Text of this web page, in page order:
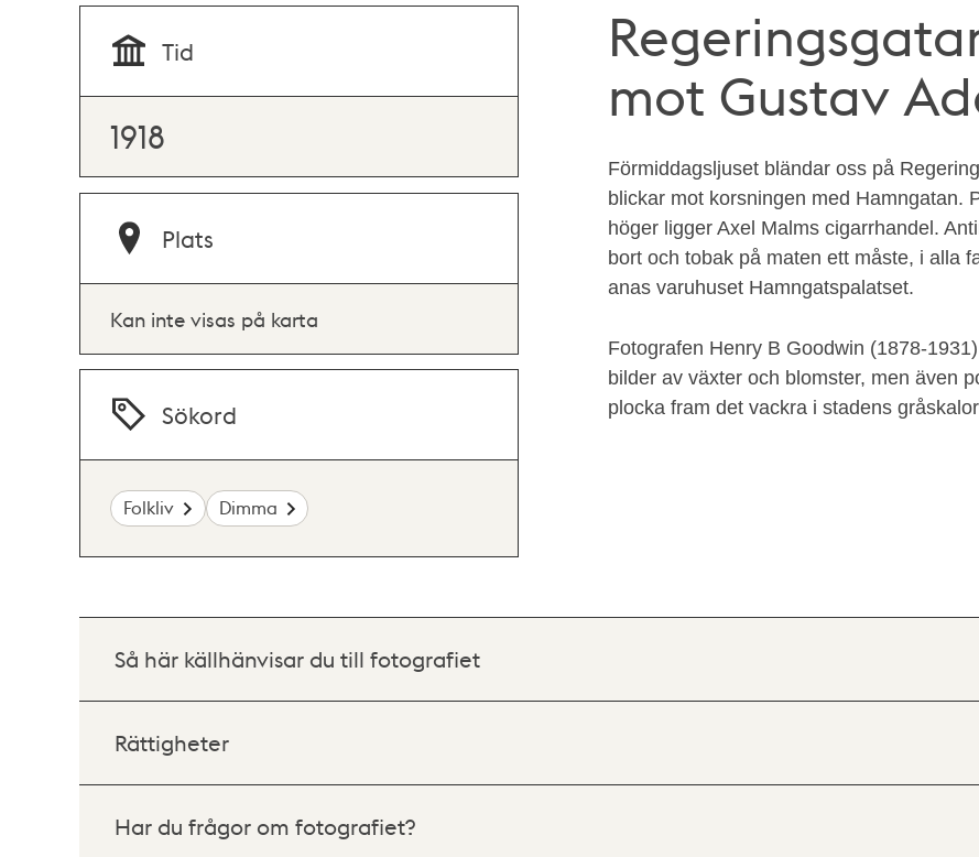
mot Gustav
Förmiddagsljuset bländar oss på
blickar mot korsningen med Hamngatan.
höger ligger Axel Malms cigarrhandel.
bort och tobak på maten ett måste, i alla
anas varuhuset Hamngatspalatset.
Fotografen Henry B Goodwin (1878-
bilder av växter och blomster, men även
plocka fram det vackra i stadens
Tid
1918
Plats
Kan inte visas på karta
Sökord
Folkliv Dimma
Så här källhänvisar du till fotografiet
Rättigheter
Har du frågor om fotografiet?